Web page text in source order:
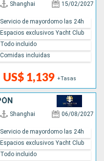
Shanghai 15/02/2027
US$ 1,139 +Tasas
Servicio de mayordomo las 24h
Espacios exclusivos Yacht Club
Todo incluido
Comidas incluidas
Shanghai 06/08/2027
Servicio de mayordomo las 24h
Espacios exclusivos Yacht Club
Todo incluido